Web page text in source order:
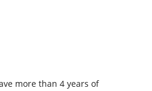
more than 4 years of